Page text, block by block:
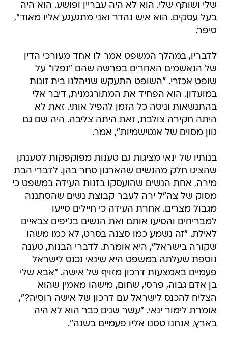
סיפר.
לדבריו, במהלך המשפט אמר לו אחד מעורכי הדין
שופט אכזרי. "השופט התעקש שניהלנו בית זונות
במועדון. הוא הפחיד את המתורגמנית, דיבר אלי
בהתנשאות וניסה כל הזמן להפיל אותי. זאת לא
היתה חקירה צולבת, זאת היתה צליבה. היה שם גם
גוון מסוים של אנטישמיות", אמר.
בנותיו של ינאי מציגות גם טענות מפוקפקות לטענתן
מירה, אחת הנשים שהועסקו בזנות העידה במשפט כי
מסוק של צה"ל ירה לעבר קבוצת נשים שהסתננה
מגבול מצרים. אחרת העידה כי חיילים סייעו
למבריחים והסיעו אותם ואת הנשים בג'יפים צבאיים
לאילת. "זה נשמע כמו סצנה בסרט, לא כמו משהו
שקורה בישראל", היא אומרת. לדברי הבנות, טענה
נוספת שעלתה במשפט היא שינאי נכנס לישראל
פעמיים באמצעות דרכון מזויף של אישה. "אבא שלי
בן אדם גבוה, פרסי, שחום, מישהו מאמין שהוא
הצליח להכנס לישראל עם דרכון של אישה רוסיה?",
אומרת לימור ינאי. "עשר שנים כבר הוא לא היה
בארץ, אנחנו טסנו אליו פעמיים בשנה".
בשבוע הבא צפוי עו"ד מרדכי ציבין, שנשכר על ידי